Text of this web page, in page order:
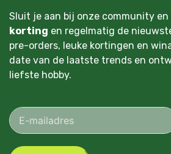
Sluit je aan bij onze community
korting en regelmatig de
pre-orders, leuke kortingen en
date van de laatste trends en
liefste hobby.